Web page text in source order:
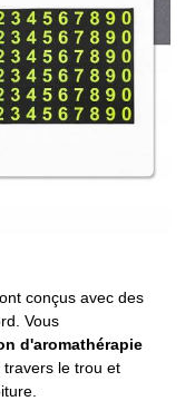
conçus avec des
Vous
d'aromathérapie
travers le trou et